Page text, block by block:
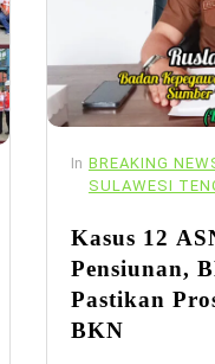
In BREAKING
SULAWESI
Kasus 12
Pensiunan,
Pastikan
BKN